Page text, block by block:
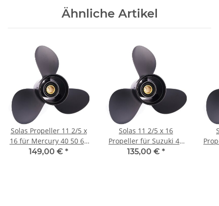
Ähnliche Artikel
Solas Propeller 11 2/5 x
16 für Mercury 40 50 60
PS 3 Blatt 13 Zähne
149,00 € *
Solas 11 2/5 x 16
Propeller für Suzuki 40
50 60 PS 3 Blatt mit 13
135,00 € *